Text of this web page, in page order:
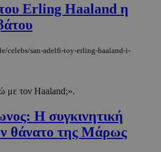
Erling Haaland η
celebs/san-adelfi-toy-erling-haaland-i-
με τον Haaland;».
Η συγκινητική
θάνατο της Μάρως